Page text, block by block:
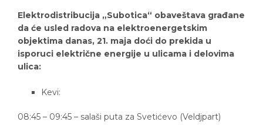
Elektrodistribucija „Subotica“ obaveštava građane
da će usled radova na elektroenergetskim
objektima danas, 21. maja doći do prekida u
isporuci električne energije u ulicama i delovima
ulica:
Kevi:
08:45 – 09:45 – salaši puta za Svetićevo (Veldjpart)